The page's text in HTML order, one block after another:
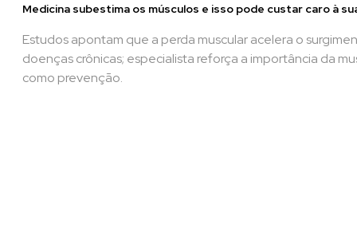
Medicina subestima os músculos e isso pode custar caro à
Estudos apontam que a perda muscular acelera o
doenças crônicas; especialista reforça a importância da
como prevenção.